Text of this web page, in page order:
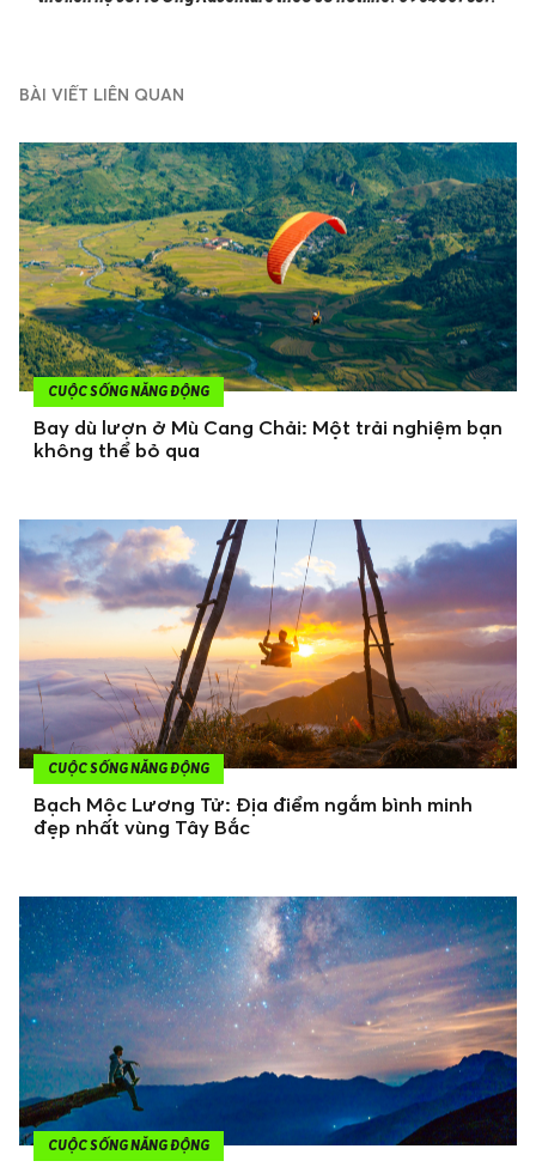
BÀI VIẾT LIÊN QUAN
CUỘC SỐNG NĂNG ĐỘNG
Bay dù lượn ở Mù Cang Chải: Một trải nghiệm bạn
không thể bỏ qua
CUỘC SỐNG NĂNG ĐỘNG
Bạch Mộc Lương Tử: Địa điểm ngắm bình minh
đẹp nhất vùng Tây Bắc
CUỘC SỐNG NĂNG ĐỘNG